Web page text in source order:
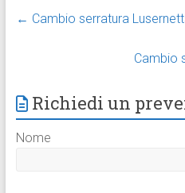
← Cambio serratura
Cambio
Richiedi un
Nome